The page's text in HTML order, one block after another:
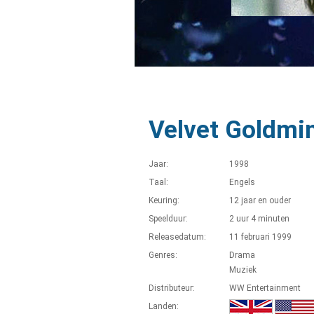
Velvet
Jaar:
1998
Taal:
Engels
Keuring:
12 jaar en ouder
Speelduur:
2 uur 4 minuten
Releasedatum:
11 februari 1999
Genres:
Drama
Muziek
Distributeur:
WW Entertainment
Landen: